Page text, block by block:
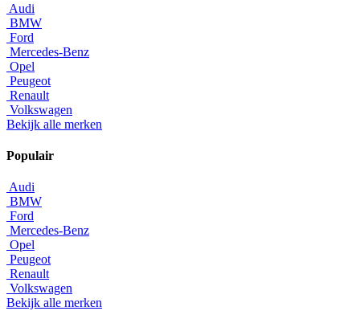
Audi
BMW
Ford
Mercedes-Benz
Opel
Peugeot
Renault
Volkswagen
Bekijk alle merken
Populair
Audi
BMW
Ford
Mercedes-Benz
Opel
Peugeot
Renault
Volkswagen
Bekijk alle merken